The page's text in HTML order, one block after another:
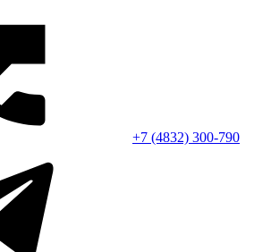
+7 (4832) 300-790